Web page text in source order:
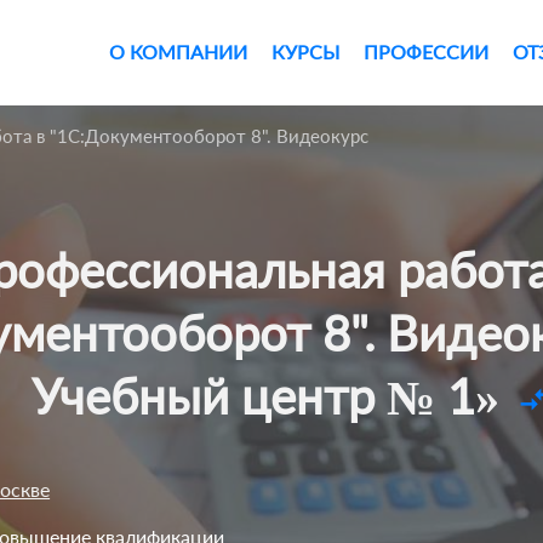
О КОМПАНИИ КУРСЫ ПРОФЕССИИ
в "1С:Документооборот 8". Видеокурс
8".
Учебный центр № 1»
квалификации